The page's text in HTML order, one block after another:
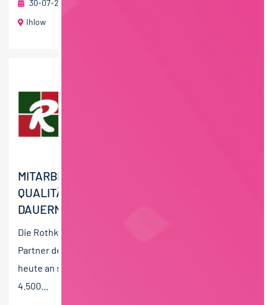
30-07-2026
Ihlow
MITARBEITER FÜR DIE
QUALITÄTSSICHERUNG -
DAUERNACHTSCHICHT (M/W/D)
Die Rothkötter Unternehmensgruppe ist seit 1959
Partner der modernen Landwirtschaft und beschäftigt
heute an sieben Standorten in Norddeutschland ca.
4.500...